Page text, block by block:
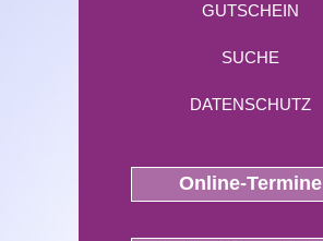
GUTSCHEIN
SUCHE
DATENSCHUTZ
Online-Termine